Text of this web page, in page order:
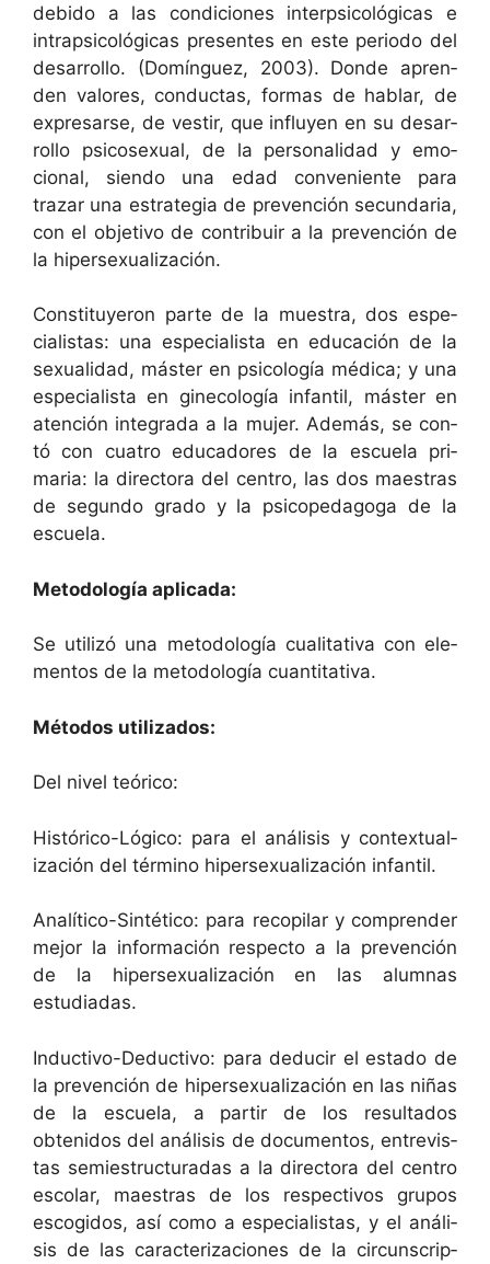
debido a las condi­ciones interp­si­cológ­i­cas e
intrap­si­cológ­i­cas pre­sentes en este peri­o­do del
desar­rol­lo. (Domínguez, 2003). Donde apren­
den val­ores, con­duc­tas, for­mas de hablar, de
expre­sarse, de vestir, que influyen en su desar­
rol­lo psi­co­sex­u­al, de la per­son­al­i­dad y emo­
cional, sien­do una edad con­ve­niente para
trazar una estrate­gia de pre­ven­ción secun­daria,
con el obje­ti­vo de con­tribuir a la pre­ven­ción de
la hipersexualización.
Con­sti­tuyeron parte de la mues­tra, dos espe­
cial­is­tas: una espe­cial­ista en edu­cación de la
sex­u­al­i­dad, máster en psi­cología médi­ca; y una
espe­cial­ista en gine­cología infan­til, máster en
aten­ción integra­da a la mujer. Además, se con­
tó con cua­tro edu­cadores de la escuela pri­
maria: la direc­to­ra del cen­tro, las dos maes­tras
de segun­do gra­do y la psi­cope­d­a­goga de la
escuela.
Metodología apli­ca­da:
Se uti­lizó una metodología cual­i­ta­ti­va con ele­
men­tos de la metodología cuantitativa.
Méto­dos utilizados:
Del niv­el teórico:
Históri­co-Lógi­co: para el análi­sis y con­tex­tu­al­
ización del tér­mi­no hiper­sex­u­al­ización infantil.
Analíti­co-Sin­téti­co: para recopi­lar y com­pren­der
mejor la infor­ma­ción respec­to a la pre­ven­ción
de la hiper­sex­u­al­ización en las alum­nas
estudiadas.
Induc­ti­vo-Deduc­ti­vo: para deducir el esta­do de
la pre­ven­ción de hiper­sex­u­al­ización en las niñas
de la escuela, a par­tir de los resul­ta­dos
obtenidos del análi­sis de doc­u­men­tos, entre­vis­
tas semi­estruc­turadas a la direc­to­ra del cen­tro
esco­lar, maes­tras de los respec­tivos gru­pos
escogi­dos, así como a espe­cial­is­tas, y el análi­
sis de las car­ac­ter­i­za­ciones de la cir­cun­scrip­